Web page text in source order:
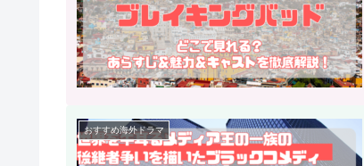
おすすめ海外ドラマ